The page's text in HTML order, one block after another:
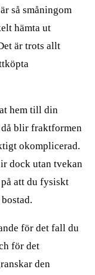
så småningom
hämta ut
är trots allt
hem till din
då blir fraktformen
okomplicerad.
dock utan tvekan
att du fysiskt
för det fall du
för det
den